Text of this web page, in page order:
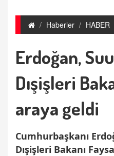
Haberler HABER
Erdoğan,
Dışişleri
araya geldi
Cumhurbaşkanı
Dışişleri Bakanı